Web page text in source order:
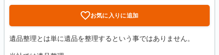
お気に入りに追加
遺品整理とは単に遺品を整理するという事ではありません。